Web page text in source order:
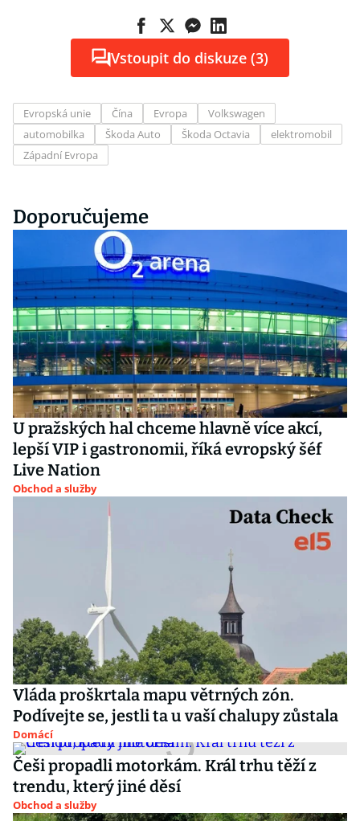
Vstoupit do diskuze (3)
Evropská unie Čína Evropa
Volkswagen
automobilka
Škoda Auto Škoda Octavia
elektromobil
Západní Evropa
Doporučujeme
U pražských hal chceme hlavně více akcí,
lepší VIP i gastronomii, říká evropský šéf
Live Nation
Obchod a služby
Vláda proškrtala mapu větrných zón.
Podívejte se, jestli ta u vaší chalupy zůstala
Domácí
Češi propadli motorkám. Král trhu těží z
trendu, který jiné děsí
Obchod a služby